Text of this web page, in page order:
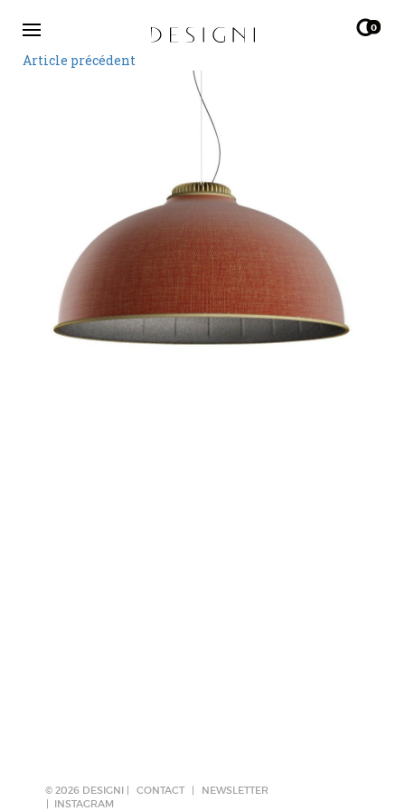
0
Article précédent
© 2026 DESIGNI | CONTACT
NEWSLETTER
INSTAGRAM